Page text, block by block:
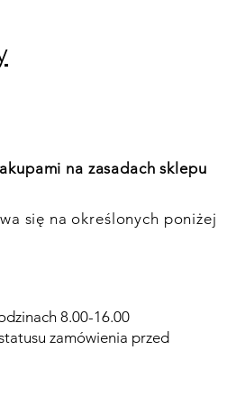
na zasadach sklepu
się na określonych poniżej
8.00-16.00
zamówienia przed